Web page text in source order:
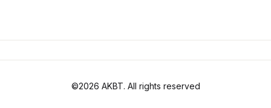
©2026 AKBT. All rights reserved